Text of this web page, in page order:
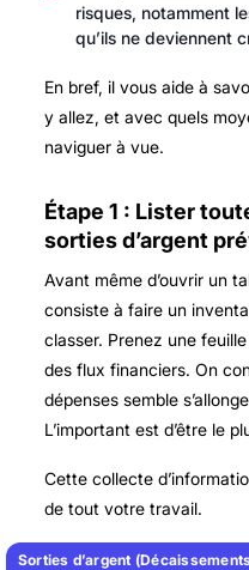
risques, notamment
qu’ils ne deviennent
En bref, il vous aide à
y allez, et avec quels
naviguer à vue.
Étape 1 : Lister
sorties d’argent
Avant même d’ouvrir un
consiste à faire un
classer. Prenez une
des flux financiers. On
dépenses semble
L’important est d’être le
Cette collecte
de tout votre travail.
Sorties d’argent